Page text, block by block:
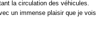
la circulation des véhicules.
un immense plaisir que je